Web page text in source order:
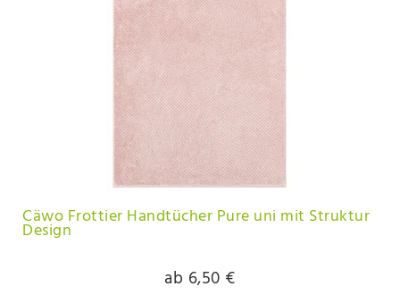
Cäwo Frottier Handtücher Pure uni mit Struktur
Design
ab 6,50 €